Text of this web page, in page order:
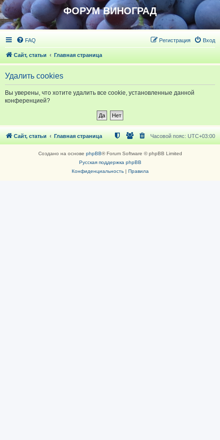
ФОРУМ ВИНОГРАД
FAQ Вход
Регистрация
Сайт, статьи Главная страница
Удалить cookies
Вы уверены, что хотите удалить все cookie, установленные данной
конференцией?
Сайт, статьи Главная страница Часовой пояс: UTC+03:00
Создано на основе phpBB® Forum Software © phpBB Limited
Русская поддержка phpBB
Конфиденциальность| Правила